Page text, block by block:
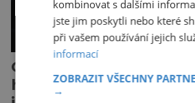
Odborníci varují před
hrozbou poháněnou
kombinovat s dalšími
jste jim poskytli nebo které
při vašem používání jejich
informací
ZOBRAZIT VŠECHNY
→